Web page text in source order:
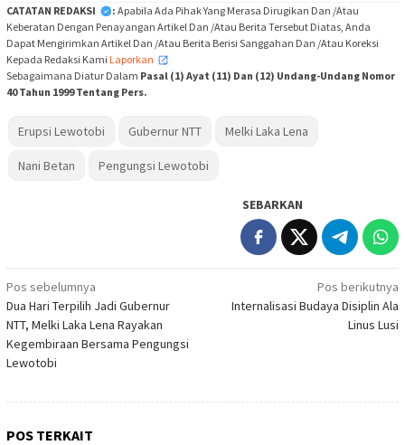
CATATAN REDAKSI : Apabila Ada Pihak Yang Merasa Dirugikan Dan /Atau
Keberatan Dengan Penayangan Artikel Dan /Atau Berita Tersebut Diatas, Anda
Dapat Mengirimkan Artikel Dan /Atau Berita Berisi Sanggahan Dan /Atau Koreksi
Kepada Redaksi Kami Laporkan
,
Sebagaimana Diatur Dalam Pasal (1) Ayat (11) Dan (12) Undang-Undang Nomor
40 Tahun 1999 Tentang Pers.
Erupsi Lewotobi Gubernur NTT Melki Laka Lena
Nani Betan Pengungsi Lewotobi
SEBARKAN
Navigasi
pos
Pos sebelumnya
Dua Hari Terpilih Jadi Gubernur
NTT, Melki Laka Lena Rayakan
Kegembiraan Bersama Pengungsi
Lewotobi
Pos berikutnya
Internalisasi Budaya Disiplin Ala
Linus Lusi
POS TERKAIT